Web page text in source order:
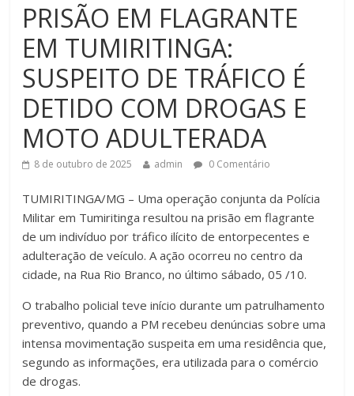
PRISÃO EM FLAGRANTE
EM TUMIRITINGA:
SUSPEITO DE TRÁFICO É
DETIDO COM DROGAS E
MOTO ADULTERADA
8 de outubro de 2025 admin 0 Comentário
TUMIRITINGA/MG – Uma operação conjunta da Polícia
Militar em Tumiritinga resultou na prisão em flagrante
de um indivíduo por tráfico ilícito de entorpecentes e
adulteração de veículo. A ação ocorreu no centro da
cidade, na Rua Rio Branco, no último sábado, 05 /10.
O trabalho policial teve início durante um patrulhamento
preventivo, quando a PM recebeu denúncias sobre uma
intensa movimentação suspeita em uma residência que,
segundo as informações, era utilizada para o comércio
de drogas.